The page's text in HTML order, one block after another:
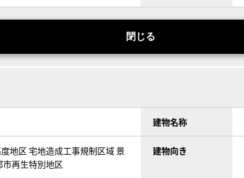
閉じる
建物名称
地区 宅地造成工事規制区域 景
市再生特別地区
建物向き